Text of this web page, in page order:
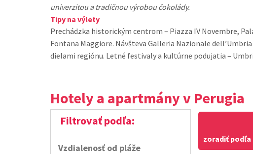
univerzitou a tradičnou výrobou čokolády.
Tipy na výlety
Prechádzka historickým centrom – Piazza IV Novembre,
Fontana Maggiore. Návšteva Galleria Nazionale dell’Umbria s umeleckými
dielami regiónu. Letné festivaly a kultúrne podujatia – Umbria Jazz,
Hotely a apartmány v Perugia
Filtrovať podľa:
Vzdialenosť od pláže
zoradiť podľa